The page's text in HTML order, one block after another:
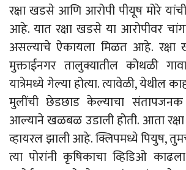
रक्षा खडसे आणि आरोपी पीयूष मोरे
आहे. यात रक्षा खडसे या आरोपीवर
असल्याचे ऐकायला मिळत आहे. रक्षा
मुक्ताईनगर तालुक्यातील कोथळी
यात्रेमध्ये गेल्या होत्या. त्यावेळी, येथील
मुलींची छेडछाड केल्याचा
आल्याने खळबळ उडाली होती. आता
व्हायरल झाली आहे. क्लिपमध्ये पियुष,
त्या पोरांनी कृषिकाचा व्हिडिओ